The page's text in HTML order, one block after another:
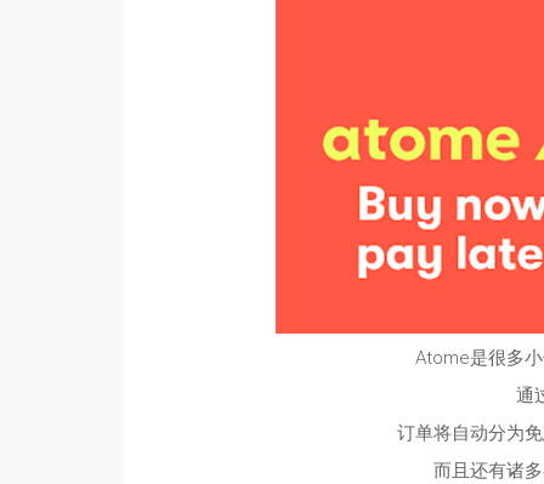
Atome是很多
通
订单将自动分为
而且还有诸